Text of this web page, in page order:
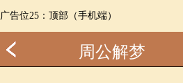
广告位25：顶部（手机端）
周公解梦